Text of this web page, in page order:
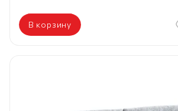
В корзину